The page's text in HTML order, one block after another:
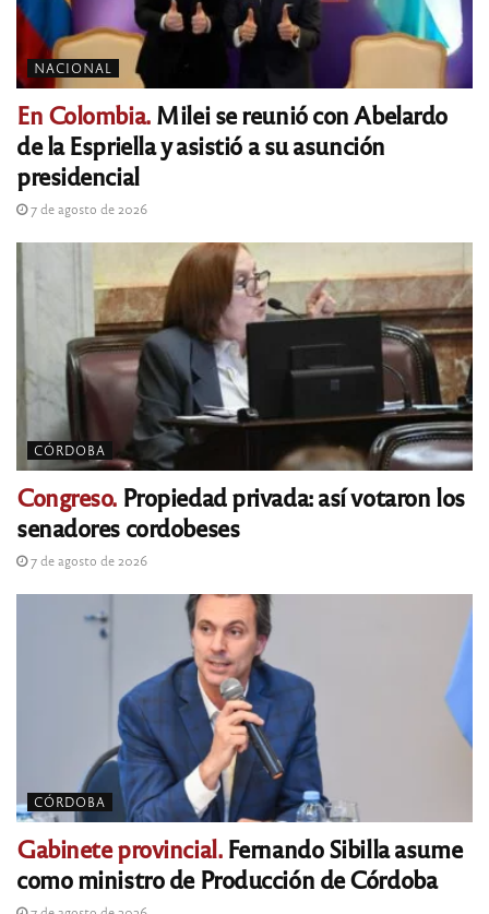
NACIONAL
En Colombia.Milei se reunió con Abelardo
de la Espriella y asistió a su asunción
presidencial
7 de agosto de 2026
CÓRDOBA
Congreso. Propiedad privada: así votaron los
senadores cordobeses
7 de agosto de 2026
CÓRDOBA
Gabinete provincial.Fernando Sibilla asume
como ministro de Producción de Córdoba